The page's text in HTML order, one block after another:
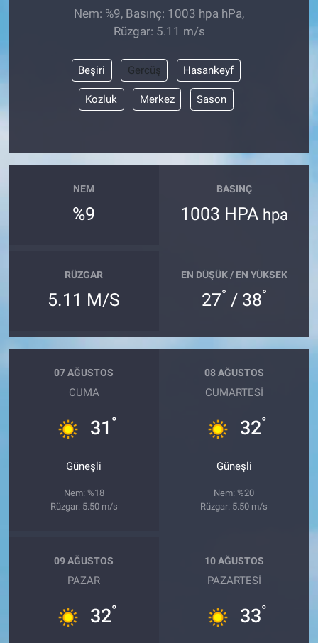
Nem: %9, Basınç: 1003 hpa hPa,
Rüzgar: 5.11 m/s
Beşiri Gercüş Hasankeyf
Kozluk Merkez Sason
NEM
%9
BASINÇ
1003 HPA hpa
RÜZGAR
5.11 M/S
EN DÜŞÜK / EN YÜKSEK
27° / 38°
07 AĞUSTOS
CUMA
31 °
Güneşli
Nem: %18
Rüzgar: 5.50 m/s
08 AĞUSTOS
CUMARTESI
32°
Güneşli
Nem: %20
Rüzgar: 5.50 m/s
09 AĞUSTOS
PAZAR
32°
10 AĞUSTOS
PAZARTESI
33°